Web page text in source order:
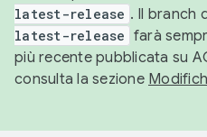
latest-release . Il branch
latest-release farà
più recente pubblicata su
consulta la sezione